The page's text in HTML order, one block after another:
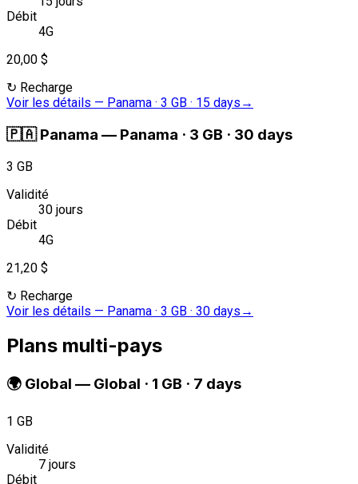
Débit
4G
20,00 $
↻ Recharge
Voir les détails — Panama · 3 GB · 15 days →
🇵🇦 Panama — Panama · 3 GB · 30 days
3 GB
Validité
30 jours
Débit
4G
21,20 $
↻ Recharge
Voir les détails — Panama · 3 GB · 30 days →
Plans multi-pays
🌍 Global — Global · 1 GB · 7 days
1 GB
Validité
7 jours
Débit